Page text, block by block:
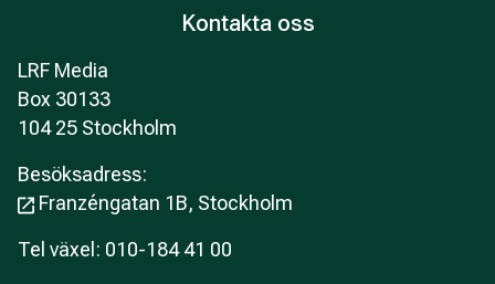
Kontakta oss
LRF Media
Box 30133
104 25 Stockholm
Besöksadress:
Franzéngatan 1B, Stockholm
Tel växel: 010-184 41 00